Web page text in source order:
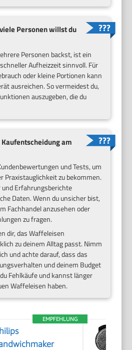
Personen willst du
Personen backst, ist ein
Aufheizzeit sinnvoll. Für
oder kleine Portionen kann
ausreichen. So vermeidest du,
auszugeben, die du
am
und Tests, um
Praxistauglichkeit zu bekommen.
Erfahrungsberichte
Daten. Wenn du unsicher bist,
Fachhandel anzusehen oder
zu fragen.
dir, das Waffeleisen
zu deinem Alltag passt. Nimm
und achte darauf, dass das
und deinem Budget
Fehlkäufe und kannst länger
Waffeleisen haben.
EMPFEHLUNG